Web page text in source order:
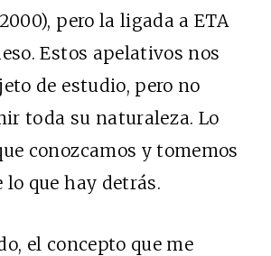
pero la ligada a ETA
Estos apelativos nos
de estudio, pero no
toda su naturaleza. Lo
conozcamos y tomemos
lo que hay detrás.
el concepto que me